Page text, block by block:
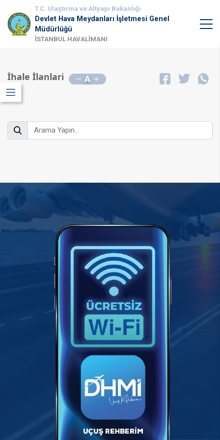
T.C. Ulaştırma ve Altyapı Bakanlığı
Devlet Hava Meydanları İşletmesi Genel
Müdürlüğü
İSTANBUL HAVALİMANI
İhale İlanlari A